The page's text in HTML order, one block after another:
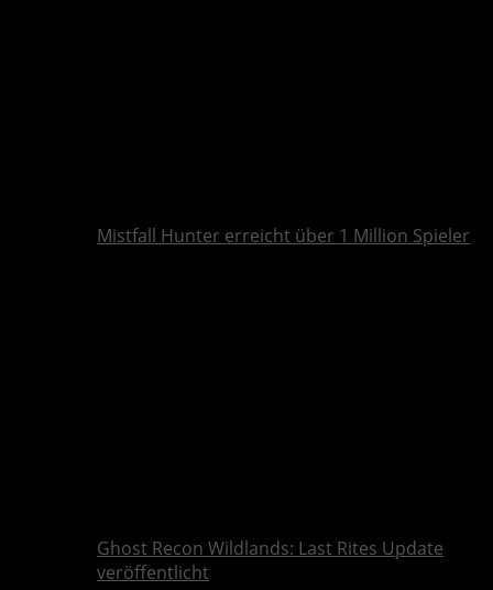
Mistfall Hunter erreicht über 1 Million Spieler
Ghost Recon Wildlands: Last Rites Update
veröffentlicht